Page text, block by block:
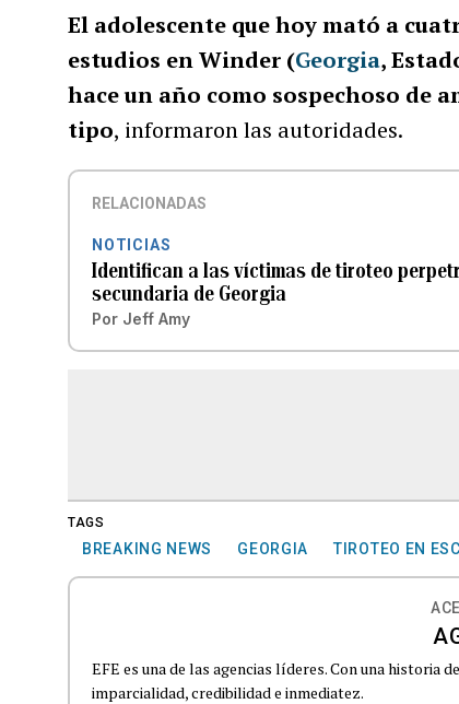
El adolescente que hoy mató a
estudios en Winder (Georgia,
hace un año como sospechoso de
tipo, informaron las autoridades.
RELACIONADAS
NOTICIAS
Identifican a las víctimas de tiroteo
secundaria de Georgia
Por Jeff Amy
TAGS
BREAKING NEWS GEORGIA TIROTEO EN
EFE es una de las agencias líderes. Con una historia
imparcialidad, credibilidad e inmediatez.